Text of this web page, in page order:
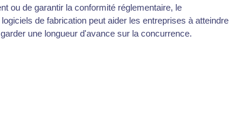
ou de garantir la conformité réglementaire, le
de fabrication peut aider les entreprises à atteindre
une longueur d'avance sur la concurrence.